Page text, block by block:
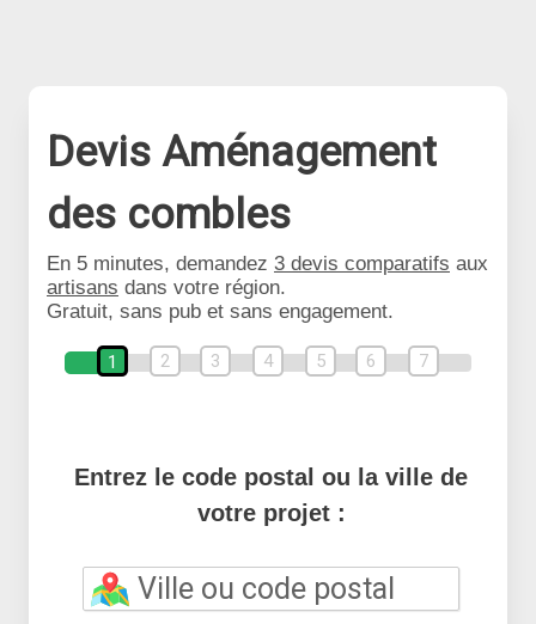
Devis Aménagement
des combles
En 5 minutes, demandez 3 devis comparatifs aux
artisans dans votre région.
Gratuit, sans pub et sans engagement.
1 2 3 4 5 6 7
Entrez le code postal ou la ville de
votre projet :